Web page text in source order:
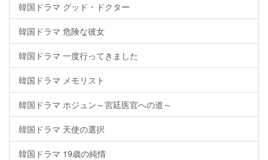
韓国ドラマ グッド・ドクター
韓国ドラマ 危険な彼女
韓国ドラマ 一度行ってきました
韓国ドラマ メモリスト
韓国ドラマ ホジュン～宮廷医官への道～
韓国ドラマ 天使の選択
韓国ドラマ 19歳の純情